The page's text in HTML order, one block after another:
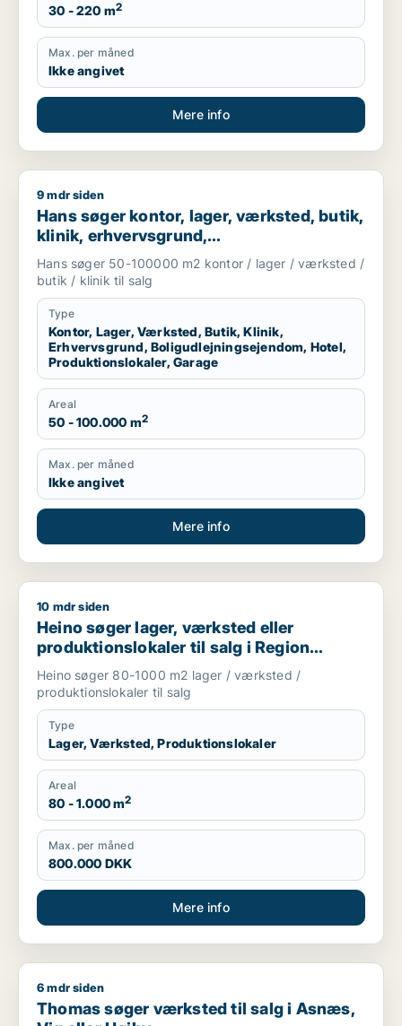
30 - 220 m2
Max. per måned
Ikke angivet
Mere info
Hans søger kontor, lager, værksted, butik, klinik,
9 mdr siden
Hans søger kontor, lager, værksted, butik,
klinik, erhvervsgrund,
boligudlejningsejendom, hotel,
produktionslokaler eller garage til salg i
Region Sjælland
Hans søger 50-100000 m2 kontor / lager / værksted /
butik / klinik til salg
Type
Kontor, Lager, Værksted, Butik, Klinik,
Erhvervsgrund, Boligudlejningsejendom, Hotel,
Produktionslokaler, Garage
Areal
50 - 100.000 m2
Max. per måned
Ikke angivet
Mere info
Heino søger lager, værksted eller produktionslokaler til salg
10 mdr siden
Heino søger lager, værksted eller
produktionslokaler til salg i Region
Sjælland
Heino søger 80-1000 m2 lager / værksted /
produktionslokaler til salg
Type
Lager, Værksted, Produktionslokaler
Areal
80 - 1.000 m2
Max. per måned
800.000 DKK
Mere info
Thomas søger værksted til salg i Asnæs, Vig eller Højby
6 mdr siden
Thomas søger værksted til salg i Asnæs,